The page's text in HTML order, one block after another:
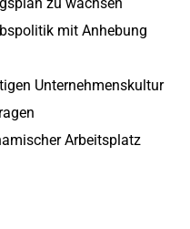
mit Anhebung
Unternehmenskultur
Arbeitsplatz